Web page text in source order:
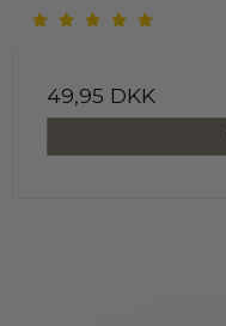
49,95 DKK